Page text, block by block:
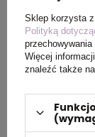
Wymiary
produktu
PAKOWANIE
Sklep korzysta
Polityką
przechowywania
Więcej
znaleźć także